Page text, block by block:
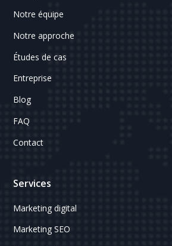
Notre équipe
Notre approche
Études de cas
Entreprise
Blog
FAQ
Contact
Services
Marketing digital
Marketing SEO